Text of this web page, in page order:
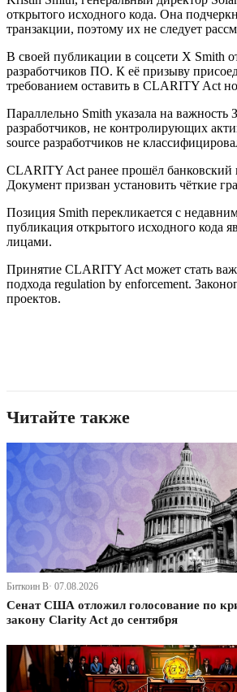
открытого исходного кода. Она
транзакции, поэтому их не следует
В своей публикации в соцсети X Smith
разработчиков ПО. К её призыву
требованием оставить в CLARITY Act
Параллельно Smith указала на
разработчиков, не контролирующих
source разработчиков не
CLARITY Act ранее прошёл банковский
Документ призван установить чёткие
Позиция Smith перекликается с
публикация открытого исходного кода
лицами.
Принятие CLARITY Act может стать
подхода regulation by enforcement.
проектов.
Читайте также
Биткоин В· 07.08.2026
Сенат США отложил голосование по
закону Clarity Act до сентября